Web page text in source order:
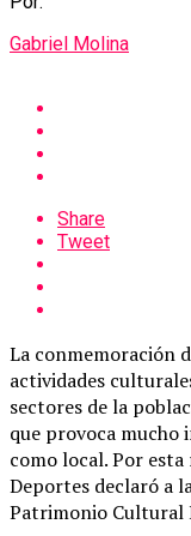
Gabriel Molina
Share
Tweet
La conmemoración
actividades
sectores de la
que provoca
como local. Por
Deportes declaró a
Patrimonio Cultural